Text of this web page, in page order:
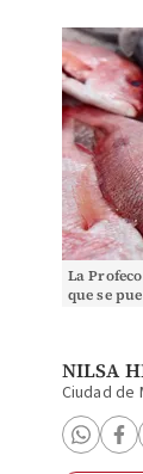
La
que se
NILSA
Ciudad de